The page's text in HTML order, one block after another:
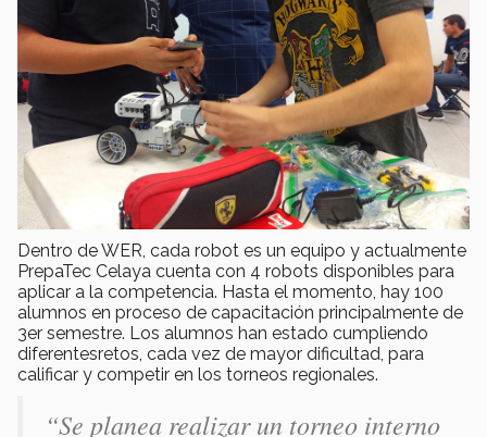
Dentro de WER, cada robot es un equipo y actualmente
PrepaTec Celaya cuenta con 4 robots disponibles para
aplicar a la competencia. Hasta el momento, hay 100
alumnos en proceso de capacitación principalmente de
3er semestre. Los alumnos han estado cumpliendo
diferentesretos, cada vez de mayor dificultad, para
calificar y competir en los torneos regionales.
“Se planea realizar un torneo interno